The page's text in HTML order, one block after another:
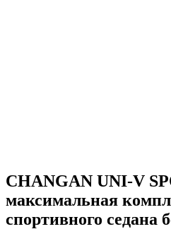
CHANGAN UNI-V
максимальная
спортивного седана